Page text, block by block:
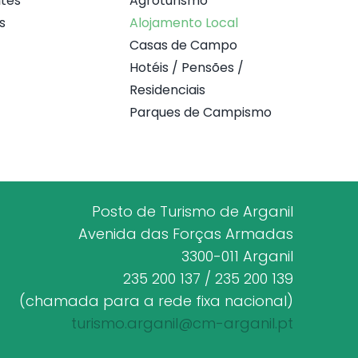
Alojamento Local
Casas de Campo
Hotéis / Pensões /
Residenciais
Parques de Campismo
Posto de Turismo de Arganil
Avenida das Forças Armadas
3300-011 Arganil
235 200 137 / 235 200 139
(chamada para a rede fixa nacional)
turismo.arganil@cm-arganil.pt